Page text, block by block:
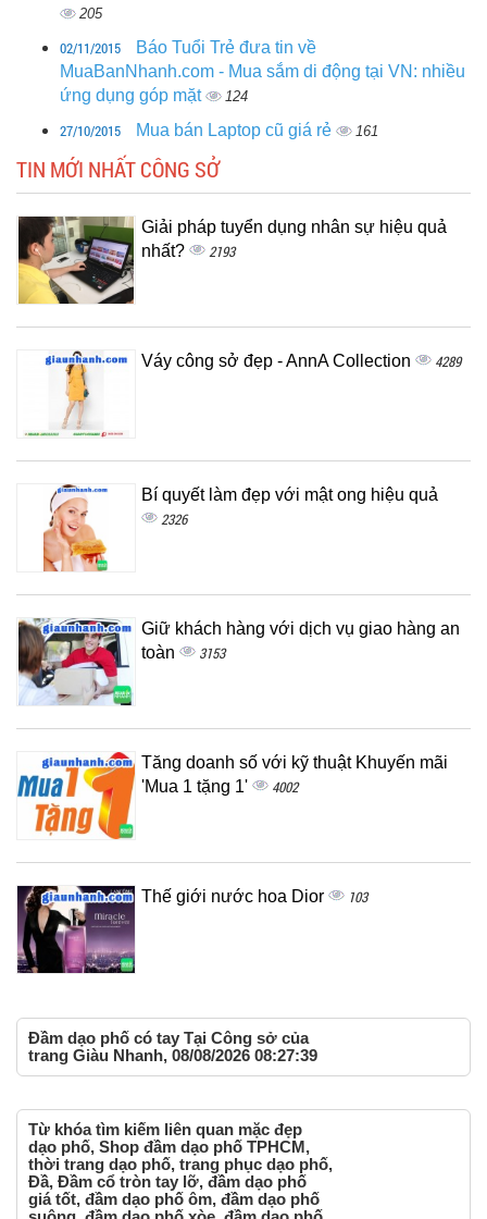
205
02/11/2015
Báo Tuổi Trẻ đưa tin về
MuaBanNhanh.com - Mua sắm di động tại VN: nhiều
ứng dụng góp mặt
124
27/10/2015 Mua bán Laptop cũ giá rẻ 161
TIN MỚI NHẤT CÔNG SỞ
Giải pháp tuyển dụng nhân sự hiệu quả
nhất?
2193
Váy công sở đẹp - AnnA Collection 4289
Bí quyết làm đẹp với mật ong hiệu quả
2326
Giữ khách hàng với dịch vụ giao hàng an
toàn
3153
Tăng doanh số với kỹ thuật Khuyến mãi
'Mua 1 tặng 1'
4002
Thế giới nước hoa Dior 103
Đầm dạo phố có tay Tại Công sở của
trang Giàu Nhanh, 08/08/2026 08:27:39
Từ khóa tìm kiếm liên quan mặc đẹp
dạo phố, Shop đầm dạo phố TPHCM,
thời trang dạo phố, trang phục dạo phố,
Đầ, Đầm cổ tròn tay lỡ, đầm dạo phố
giá tốt, đầm dạo phố ôm, đầm dạo phố